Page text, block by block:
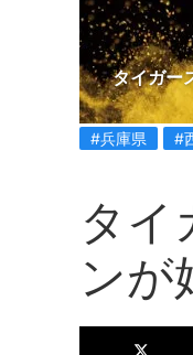
タイガー
#兵庫県 #
タイ
ンが